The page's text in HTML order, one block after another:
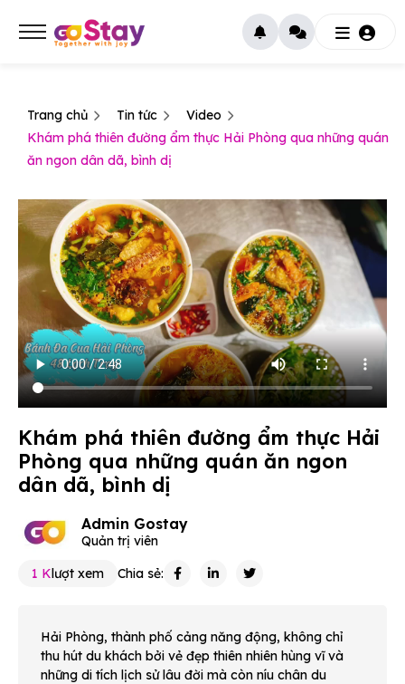
Trang chủ Tin tức
Video
Khám phá thiên đường ẩm thực Hải Phòng qua những quán
ăn ngon dân dã, bình dị
Khám phá thiên đường ẩm thực Hải
Phòng qua những quán ăn ngon
dân dã, bình dị
Admin Gostay
Quản trị viên
1 Klượt xem Chia sẻ:
Hải Phòng, thành phố cảng năng động, không chỉ
thu hút du khách bởi vẻ đẹp thiên nhiên hùng vĩ và
những di tích lịch sử lâu đời mà còn níu chân du